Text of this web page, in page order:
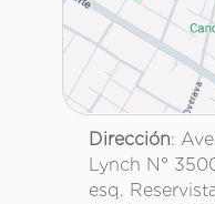
Dirección:
Lynch N°
esq.